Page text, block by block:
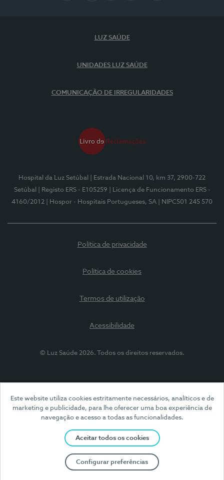
Este website utiliza cookies estritamente necessários, analíticos e de
marketing e publicidade, para lhe oferecer uma boa experiência de
navegação e acesso a todas as funcionalidades.
Aceitar todos os cookies
Configurar preferências
LUZ SAÚDE
UNIDADES LUZ SAÚDE
COMUNICAÇÃO DE IRREGULARIDADES
Hospital da Luz Setúbal
| Estrada Nacional 10, km 37, 2900-722
Setúbal
| Registo ERS - E105259
| Licença de Funcionamento ERS -
4160/2012
| Hospor - Hospitais Portugueses, SA | NIPC501 245 570
Política de privacidade
Política de cookies
Termos de utilização
Acessibilidade
© Luz Saúde 2026. Todos os direitos reservados.